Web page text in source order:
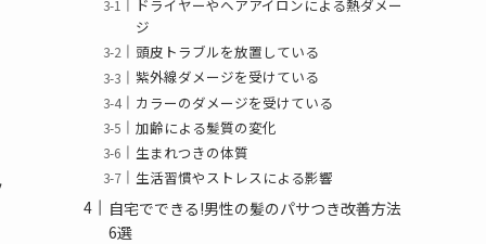
ドライヤーやヘアアイロンによる熱ダメー
ジ
頭皮トラブルを放置している
紫外線ダメージを受けている
カラーのダメージを受けている
加齢による髪質の変化
生まれつきの体質
生活習慣やストレスによる影響
自宅でできる!男性の髪のパサつき改善方法
6選